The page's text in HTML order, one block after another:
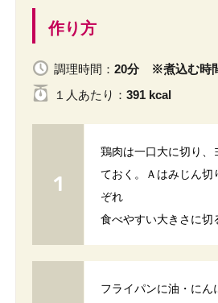
作り方
調理時間： 20分 ※煮込む時
１人 あたり ： 391 kcal
鶏肉は一口大に切り、
ておく。Ａはみじん切
ぞれ
食べやすい大きさに切
フライパンに油・にん